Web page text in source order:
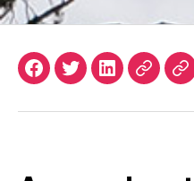
Facebook
TwitterLinkedIn